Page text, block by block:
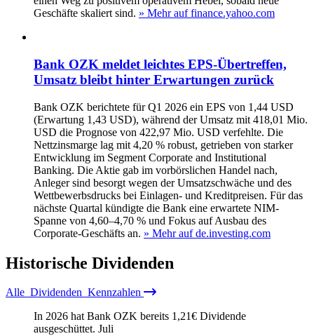
Geschäfte skaliert sind. » Mehr auf finance.yahoo.com
Bank OZK meldet leichtes EPS-Übertreffen,
Umsatz bleibt hinter Erwartungen zurück
Bank OZK berichtete für Q1 2026 ein EPS von 1,44 USD
(Erwartung 1,43 USD), während der Umsatz mit 418,01 Mio.
USD die Prognose von 422,97 Mio. USD verfehlte. Die
Nettzinsmarge lag mit 4,20 % robust, getrieben von starker
Entwicklung im Segment Corporate and Institutional
Banking. Die Aktie gab im vorbörslichen Handel nach,
Anleger sind besorgt wegen der Umsatzschwäche und des
Wettbewerbsdrucks bei Einlagen- und Kreditpreisen. Für das
nächste Quartal kündigte die Bank eine erwartete NIM-
Spanne von 4,60–4,70 % und Fokus auf Ausbau des
Corporate-Geschäfts an. » Mehr auf de.investing.com
Historische Dividenden
Alle Dividenden Kennzahlen
In 2026 hat Bank OZK bereits 1,21€ Dividende
ausgeschüttet. Juli